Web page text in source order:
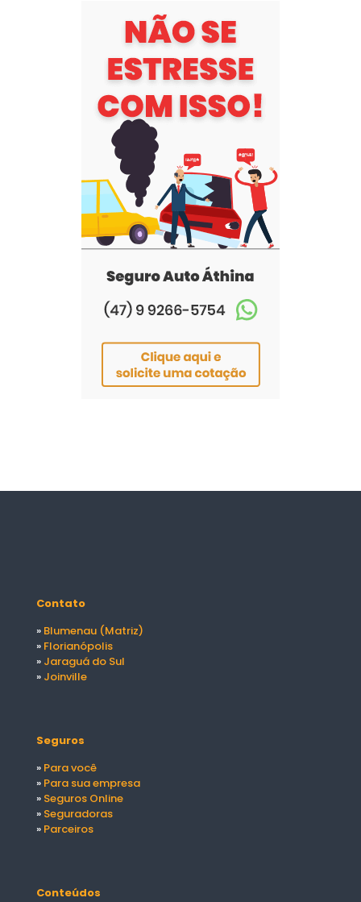
Contato
» Blumenau (Matriz)
» Florianópolis
» Jaraguá do Sul
» Joinville
Seguros
» Para você
» Para sua empresa
» Seguros Online
» Seguradoras
» Parceiros
Conteúdos